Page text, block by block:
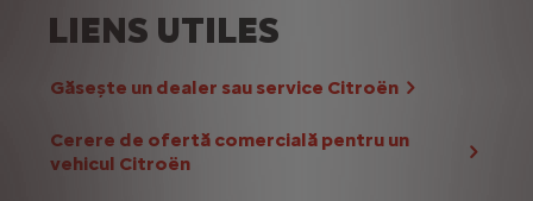
LIENS UTILES
Găsește un dealer sau service Citroën
Cerere de ofertă comercială pentru un
vehicul Citroën